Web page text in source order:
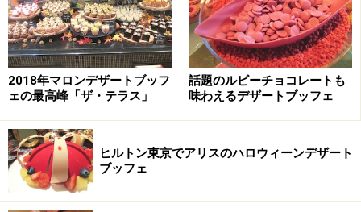
スタイルのレストランを意味するまでに広まっ
たこの食のスタイルは、来年で55周年を迎えま
す。帝国ホテル 東京では「インペリアルバイキ
ング」の伝統を受け継ぎ、2004年にリニューア
ルオープンした本館17階の「インペリアルバイ
キング サール」で、熟練のシェフがオープンキ
ッチンで仕上げる約40種類の料理をブフェ形式
でお楽しみいただけます。
2018年マロンデザートブッフ
ェの最高峰「ザ・テラス」
話題のルビーチョコレートも
味わえるデザートブッフェ
ヒルトン東京でアリスのハロウィーンデザート
ブッフェ